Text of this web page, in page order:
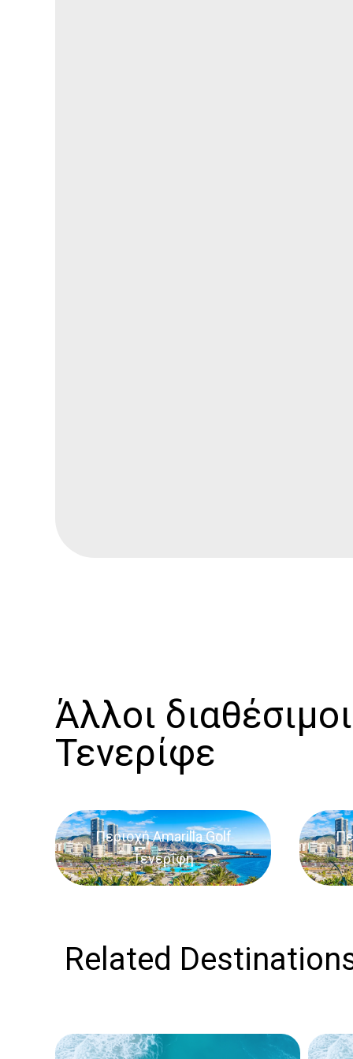
Άλλοι
Τενερίφε
Περιοχή Amarilla Golf
Τενερίφη
Related